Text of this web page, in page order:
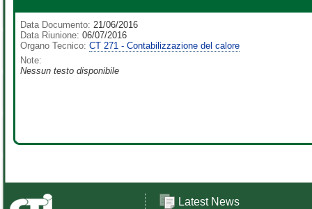
Data Documento: 21/06/2016
Data Riunione: 06/07/2016
Organo Tecnico: CT 271 - Contabilizzazione del calore
Note:
Nessun testo disponibile
Latest News